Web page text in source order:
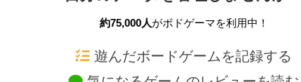
約75,000人がボドゲーマを利用中！
遊んだボードゲームを記録する